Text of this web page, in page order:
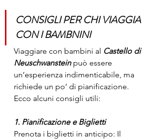
CONSIGLI PER CHI VIAGGIA
CON I BAMBNINI
Viaggiare con bambini al Castello di
Neuschwanstein può essere
un’esperienza indimenticabile, ma
richiede un po’ di pianificazione.
Ecco alcuni consigli utili:
1. Pianificazione e Biglietti
Prenota i biglietti in anticipo: Il